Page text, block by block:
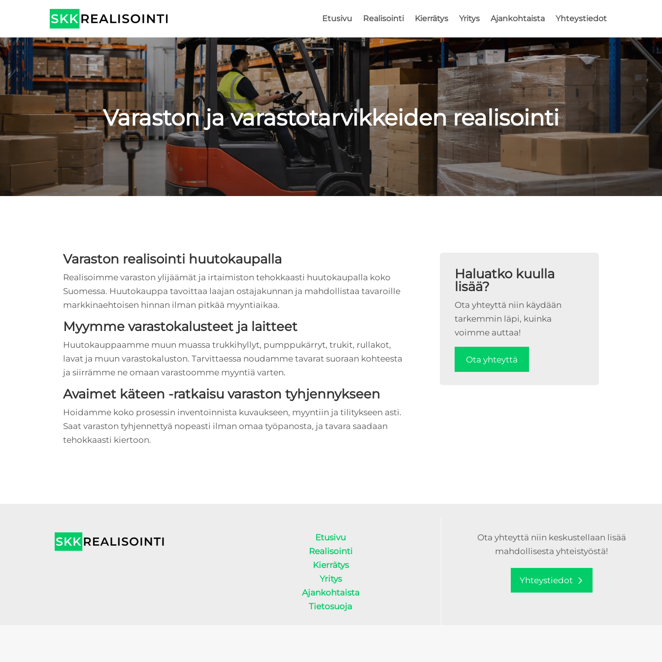
Etusivu Realisointi Kierrätys Yritys Ajankohtaista Yhteystiedot
Varaston ja varastotarvikkeiden realisointi
Varaston realisointi huutokaupalla
Realisoimme varaston ylijäämät ja irtaimiston tehokkaasti huutokaupalla koko
Suomessa. Huutokauppa tavoittaa laajan ostajakunnan ja mahdollistaa tavaroille
markkinaehtoisen hinnan ilman pitkää myyntiaikaa.
Myymme varastokalusteet ja laitteet
Huutokauppaamme muun muassa trukkihyllyt, pumppukärryt, trukit, rullakot,
lavat ja muun varastokaluston. Tarvittaessa noudamme tavarat suoraan kohteesta
ja siirrämme ne omaan varastoomme myyntiä varten.
Avaimet käteen -ratkaisu varaston tyhjennykseen
Hoidamme koko prosessin inventoinnista kuvaukseen, myyntiin ja tilitykseen asti.
Saat varaston tyhjennettyä nopeasti ilman omaa työpanosta, ja tavara saadaan
tehokkaasti kiertoon.
Haluatko kuulla
lisää?
Ota yhteyttä niin käydään
tarkemmin läpi, kuinka
voimme auttaa!
Ota yhteyttä
Etusivu
Realisointi
Kierrätys
Yritys
Ajankohtaista
Tietosuoja
Ota yhteyttä niin keskustellaan lisää
mahdollisesta yhteistyöstä!
Yhteystiedot